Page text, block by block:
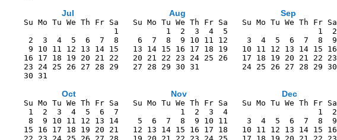
Jul Aug Sep
    Su Mo Tu We Th Fr Sa   Su Mo Tu We Th Fr Sa   Su Mo Tu We Th Fr Sa
                       1          1  2  3  4  5                   1  2
     2  3  4  5  6  7  8    6  7  8  9 10 11 12    3  4  5  6  7  8  9
     9 10 11 12 13 14 15   13 14 15 16 17 18 19   10 11 12 13 14 15 16
    16 17 18 19 20 21 22   20 21 22 23 24 25 26   17 18 19 20 21 22 23
    23 24 25 26 27 28 29   27 28 29 30 31         24 25 26 27 28 29 30
    30 31
Oct Nov Dec
    Su Mo Tu We Th Fr Sa   Su Mo Tu We Th Fr Sa   Su Mo Tu We Th Fr Sa
     1  2  3  4  5  6  7             1  2  3  4                   1  2
     8  9 10 11 12 13 14    5  6  7  8  9 10 11    3  4  5  6  7  8  9
    15 16 17 18 19 20 21   12 13 14 15 16 17 18   10 11 12 13 14 15 16